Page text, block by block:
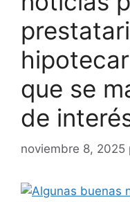
que se
de
noviembre 8, 2025